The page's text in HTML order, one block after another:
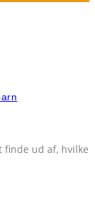
ud af, hvilke